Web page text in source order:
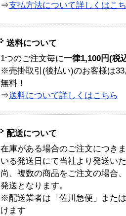
⇒支払方法について詳しくはこ
送料について
1つのご注文毎に一律1,100円(税
※売掛取引(後払い)のお客様は
無料！
⇒送料について詳しくはこちら
配送について
在庫がある場合のご注文につき
いる発送日にて当社より発送い
尚、複数の商品をご注文の場合
発送となります。
※配送業者は「佐川急便」また
けます